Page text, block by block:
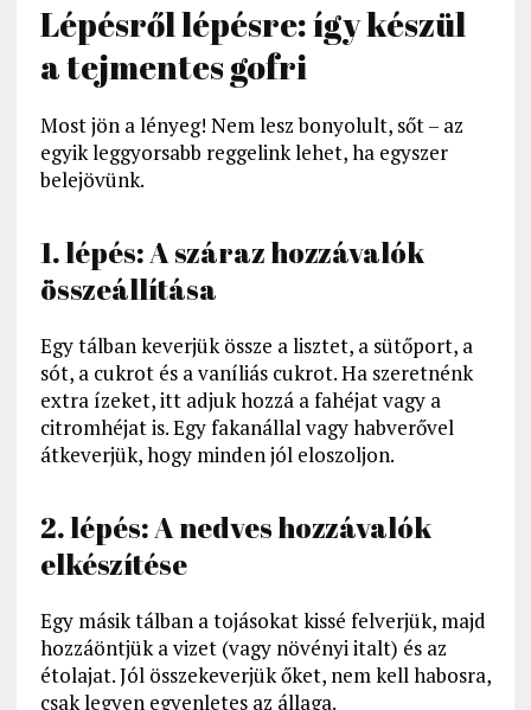
Lépésről lépésre: így készül
a tejmentes gofri
Most jön a lényeg! Nem lesz bonyolult, sőt – az
egyik leggyorsabb reggelink lehet, ha egyszer
belejövünk.
1. lépés: A száraz hozzávalók
összeállítása
Egy tálban keverjük össze a lisztet, a sütőport, a
sót, a cukrot és a vaníliás cukrot. Ha szeretnénk
extra ízeket, itt adjuk hozzá a fahéjat vagy a
citromhéjat is. Egy fakanállal vagy habverővel
átkeverjük, hogy minden jól eloszoljon.
2. lépés: A nedves hozzávalók
elkészítése
Egy másik tálban a tojásokat kissé felverjük, majd
hozzáöntjük a vizet (vagy növényi italt) és az
étolajat. Jól összekeverjük őket, nem kell habosra,
csak legyen egyenletes az állaga.